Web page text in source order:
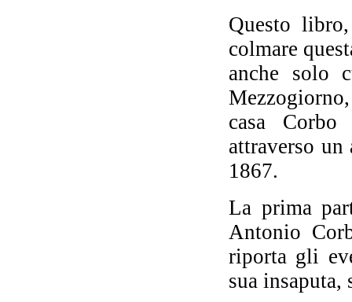
di
Questo
colmare
anche solo
casa
attraverso
1867.
La prima
Antonio
riporta gli
sua insaputa,